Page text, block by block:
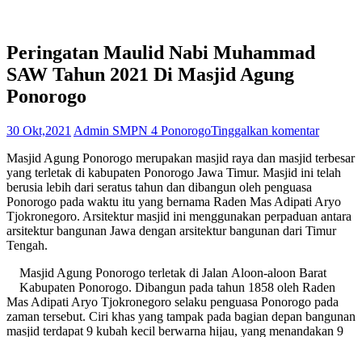
Peringatan Maulid Nabi Muhammad
SAW Tahun 2021 Di Masjid Agung
Ponorogo
30 Okt,2021 Admin SMPN 4 PonorogoTinggalkan komentar
Masjid Agung Ponorogo merupakan masjid raya dan masjid terbesar
yang terletak di kabupaten Ponorogo Jawa Timur. Masjid ini telah
berusia lebih dari seratus tahun dan dibangun oleh penguasa
Ponorogo pada waktu itu yang bernama Raden Mas Adipati Aryo
Tjokronegoro. Arsitektur masjid ini menggunakan perpaduan antara
arsitektur bangunan Jawa dengan arsitektur bangunan dari Timur
Tengah.
Masjid Agung Ponorogo terletak di Jalan Aloon-aloon Barat
Kabupaten Ponorogo. Dibangun pada tahun 1858 oleh Raden
Mas Adipati Aryo Tjokronegoro selaku penguasa Ponorogo pada
zaman tersebut. Ciri khas yang tampak pada bagian depan bangunan
masjid terdapat 9 kubah kecil berwarna hijau, yang menandakan 9